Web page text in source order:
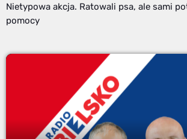
Nietypowa akcja. Ratowali psa, ale sami
pomocy